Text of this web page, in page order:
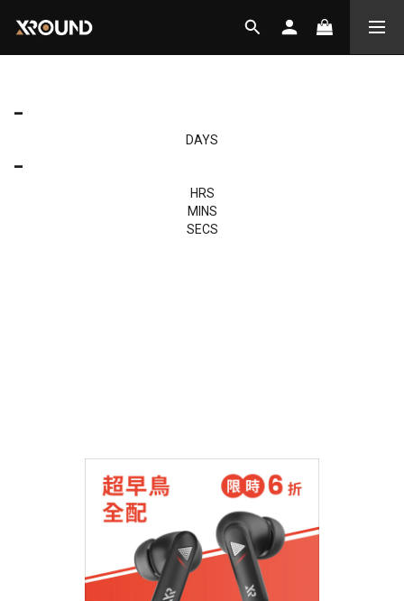
-
DAYS
-
HRS
MINS
SECS